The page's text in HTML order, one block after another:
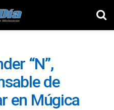
“N”,
de
en Múgica